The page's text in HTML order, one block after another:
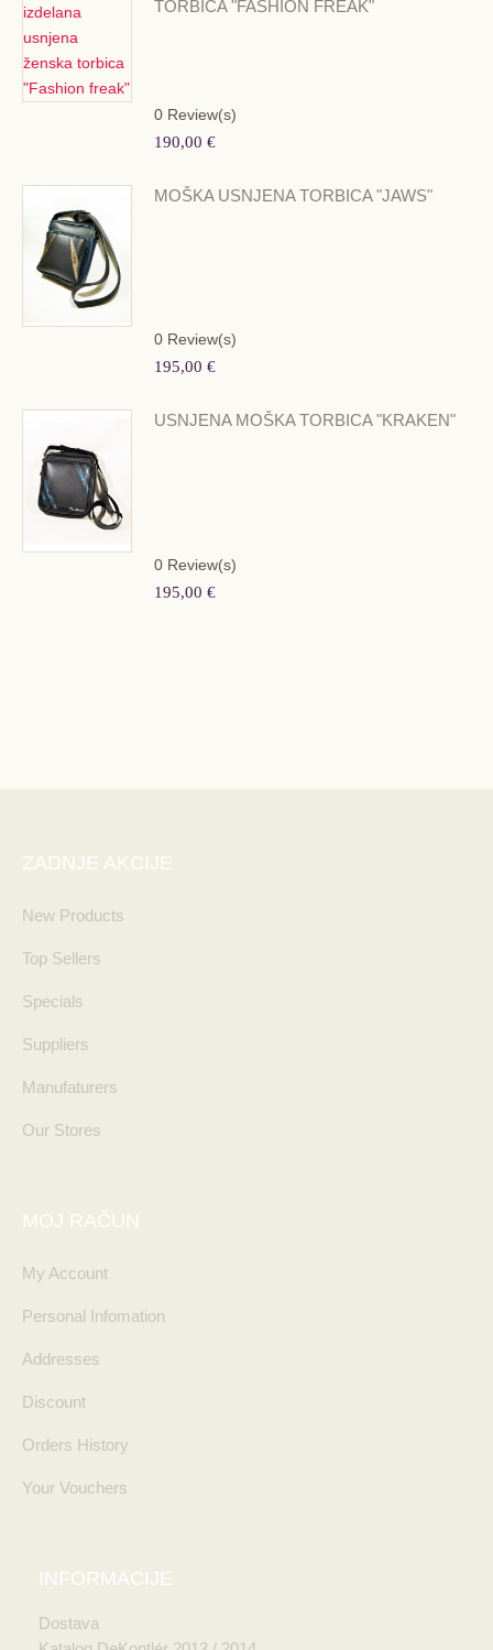
TORBICA "FASHION FREAK"
0 Review(s)
190,00 €
MOŠKA USNJENA TORBICA "JAWS"
0 Review(s)
195,00 €
USNJENA MOŠKA TORBICA "KRAKEN"
0 Review(s)
195,00 €
ZADNJE AKCIJE
New Products
Top Sellers
Specials
Suppliers
Manufaturers
Our Stores
MOJ RAČUN
My Account
Personal Infomation
Addresses
Discount
Orders History
Your Vouchers
INFORMACIJE
Dostava